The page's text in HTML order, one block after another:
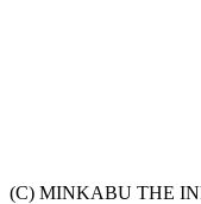
(C) MINKABU THE